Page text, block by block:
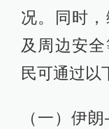
况。同时
及周边安
民可通过以
（一）伊